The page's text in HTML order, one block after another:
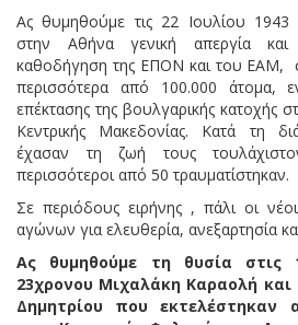
Ας θυμηθούμε τις 22 Ιουλίου 1943
στην Αθήνα γενική απεργία
καθοδήγηση της ΕΠΟΝ και του ΕΑΜ,
περισσότερα από 100.000 άτομα,
επέκτασης της βουλγαρικής κατοχής
Κεντρικής Μακεδονίας. Κατά τη
έχασαν τη ζωή τους
περισσότεροι από 50 τραυματίστηκαν.
Σε περιόδους ειρήνης , πάλι οι
αγώνων για ελευθερία, ανεξαρτησία
Ας θυμηθούμε τη θυσία στις
23χρονου Μιχαλάκη Καραολή και
Δημητρίου που εκτελέστηκαν